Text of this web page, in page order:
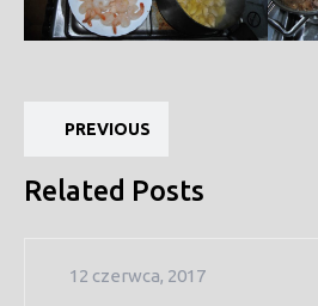
wpisu
PREVIOUS
Related Posts
12 czerwca, 201712